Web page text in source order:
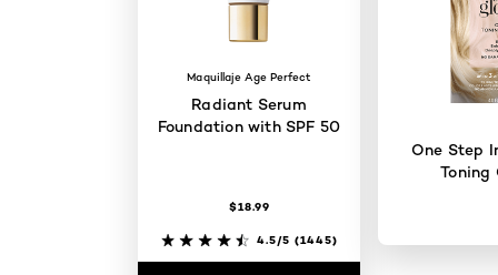
Maquillaje Age Perfect
Radiant Serum
Foundation with SPF 50
$18.99
4.5/5 (1445)
One Step
Toning